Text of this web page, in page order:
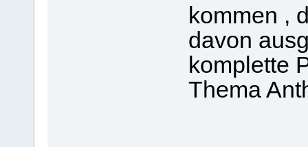
kommen ,
davon
komplette
Thema